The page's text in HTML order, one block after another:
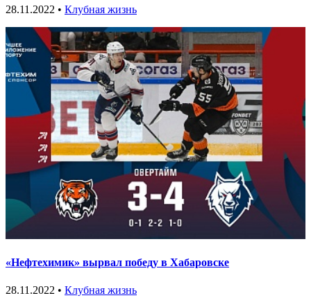
28.11.2022 • Клубная жизнь
«Нефтехимик» вырвал победу в Хабаровске
28.11.2022 • Клубная жизнь